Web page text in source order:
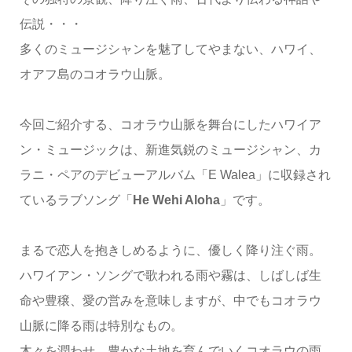
伝説・・・
多くのミュージシャンを魅了してやまない、ハワイ、
オアフ島のコオラウ山脈。
今回ご紹介する、コオラウ山脈を舞台にしたハワイア
ン・ミュージックは、新進気鋭のミュージシャン、カ
ラニ・ペアのデビューアルバム「E Walea」に収録され
ているラブソング「 He Wehi Aloha」です。
まるで恋人を抱きしめるように、優しく降り注ぐ雨。
ハワイアン・ソングで歌われる雨や霧は、しばしば生
命や豊穣、愛の営みを意味しますが、中でもコオラウ
山脈に降る雨は特別なもの。